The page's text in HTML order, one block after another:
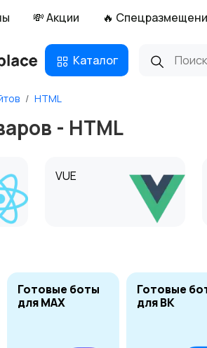
💸 Акции 🔥
Каталог
HTML
- HTML
VUE
Готовые боты
для MAX
Готовые
для ВК